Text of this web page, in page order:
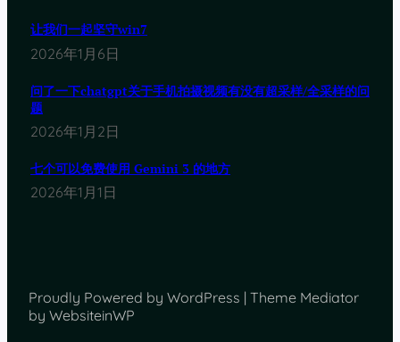
让我们一起坚守win7
2026年1月6日
问了一下chatgpt关于手机拍摄视频有没有超采样/全采样的问
题
2026年1月2日
七个可以免费使用 Gemini 3 的地方
2026年1月1日
Proudly Powered by WordPress | Theme Mediator
by WebsiteinWP